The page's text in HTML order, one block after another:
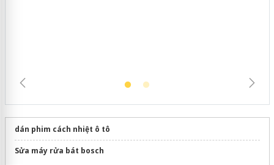
dán phim cách nhiệt ô tô
Sửa máy rửa bát bosch